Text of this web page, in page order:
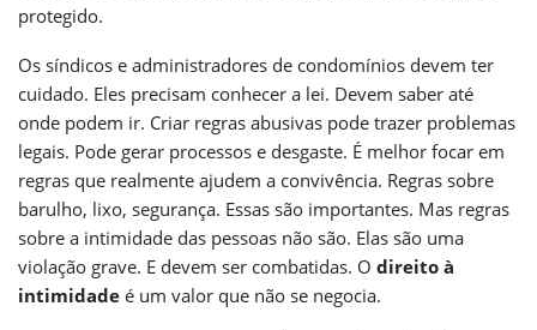
protegido.
Os síndicos e administradores de condomínios devem ter
cuidado. Eles precisam conhecer a lei. Devem saber até
onde podem ir. Criar regras abusivas pode trazer problemas
legais. Pode gerar processos e desgaste. É melhor focar em
regras que realmente ajudem a convivência. Regras sobre
barulho, lixo, segurança. Essas são importantes. Mas regras
sobre a intimidade das pessoas não são. Elas são uma
violação grave. E devem ser combatidas. O direito à
intimidade é um valor que não se negocia.